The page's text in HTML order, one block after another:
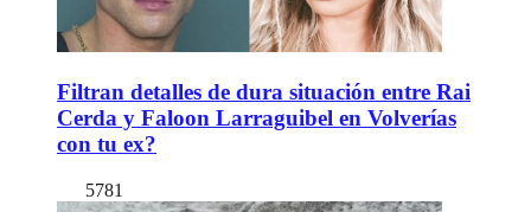
Filtran detalles de dura situación entre Rai
Cerda y Faloon Larraguibel en Volverías
con tu ex?
5781